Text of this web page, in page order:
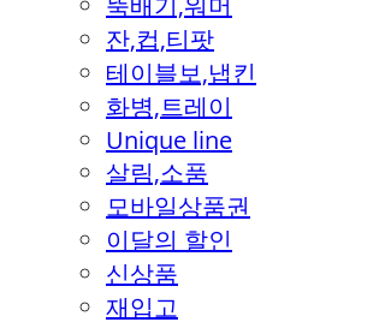
잔,컵,티팟
테이블보,냅킨
화병,트레이
Unique line
살림,소품
모바일상품권
이달의 할인
신상품
재입고